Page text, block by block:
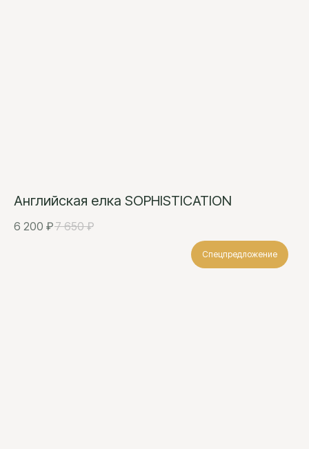
Английская елка SOPHISTICATION
6 200 ₽7 650 ₽
Спецпредложение